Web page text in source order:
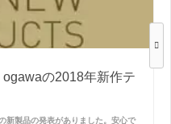
の2018年新作テ
新製品の発表がありました。安心で